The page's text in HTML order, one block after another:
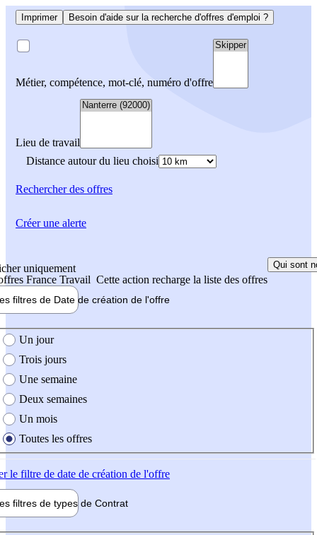
Imprimer Besoin d'aide sur la recherche d'offres d'emploi ?
Métier, compétence, mot-clé, numéro d'offre
Lieu de travail
Distance autour du lieu choisi
Rechercherdes offres
uniquement
France Travail Cette action recharge la liste des offres
Qui sont
filtres de Date de création de l'offre
création de l'offre
Un jour
Trois jours
Une semaine
Deux semaines
Un mois
Toutes les offres
le filtre de date de création de l'offre
filtres de types de Contrat
Créer une alerte